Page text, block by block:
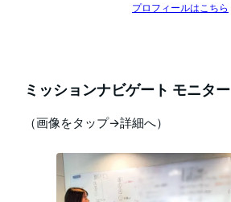
プロフィールはこちら
ミッションナビゲート モニター
（画像をタップ→詳細へ）